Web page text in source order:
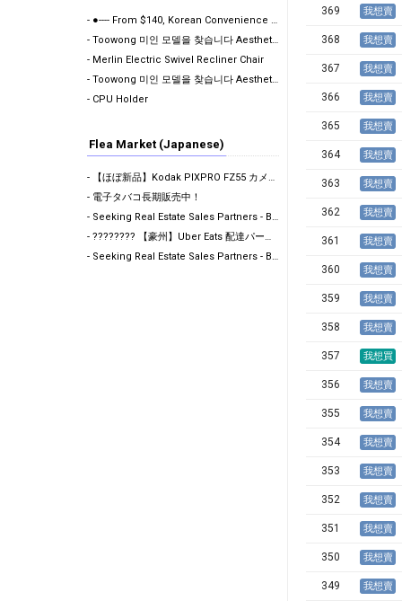
- ●---- From $140, Korean Convenience Store Clouds (…
- Toowong 미인 모델을 찾습니다 Aesthetic Beauty Clinic- looki…
- Merlin Electric Swivel Recliner Chair
- Toowong 미인 모델을 찾습니다 Aesthetic Beauty Clinic- looki…
- CPU Holder
Flea Market (Japanese)
- ​【ほぼ新品】Kodak PIXPRO FZ55 カメラ - 150ドル ​購入後、動作確認のテスト…
- 電子タバコ長期販売中！
- Seeking Real Estate Sales Partners - Brisbane CBD
- ???????? 【豪州】Uber Eats 配達パートナー募集！100回配達で$500ボーナス獲得
- Seeking Real Estate Sales Partners - Brisbane CBD
369 我想賣
368 我想賣
367 我想賣
366 我想賣
365 我想賣
364 我想賣
363 我想賣
362 我想賣
361 我想賣
360 我想賣
359 我想賣
358 我想賣
357 我想買
356 我想賣
355 我想賣
354 我想賣
353 我想賣
352 我想賣
351 我想賣
350 我想賣
349 我想賣